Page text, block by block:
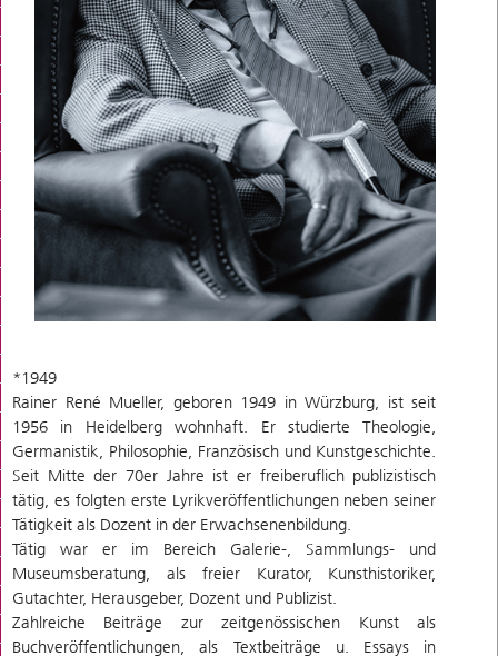
*1949
Rainer René Mueller, geboren 1949 in Würzburg, ist seit
1956 in Heidelberg wohnhaft. Er studierte Theologie,
Germanistik, Philosophie, Französisch und Kunstgeschichte.
Seit Mitte der 70er Jahre ist er freiberuflich publizistisch
tätig, es folgten erste Lyrikveröffentlichungen neben seiner
Tätigkeit als Dozent in der Erwachsenenbildung.
Tätig war er im Bereich Galerie-, Sammlungs- und
Museumsberatung, als freier Kurator, Kunsthistoriker,
Gutachter, Herausgeber, Dozent und Publizist.
Zahlreiche Beiträge zur zeitgenössischen Kunst als
Buchveröffentlichungen, als Textbeiträge u. Essays in